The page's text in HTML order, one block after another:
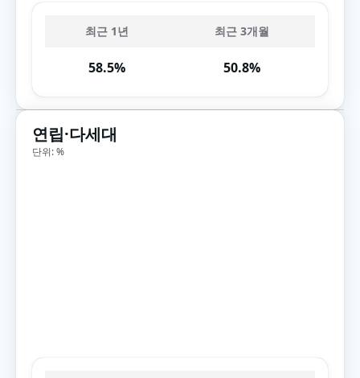
최근 1년 최근 3개월
58.5% 50.8%
연립·다세대
단위: %